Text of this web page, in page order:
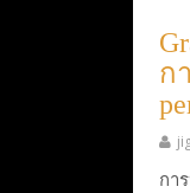
ก
กา